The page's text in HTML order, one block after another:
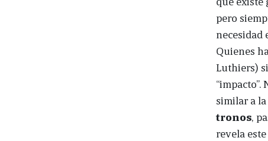
pero
necesidad
Quienes
Luthiers)
similar a
tronos ,
revela